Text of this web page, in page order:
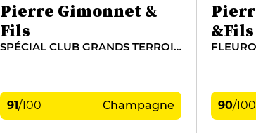
Pierre Gimonnet &
Fils
SPÉCIAL CLUB GRANDS TERROIRS DE CHARDONNAY
91/100 Champagne
&Fils
90/100